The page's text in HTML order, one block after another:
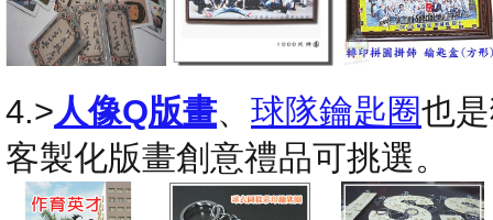
4.>人像Q版畫、 球隊鑰匙圈也
客製化版畫創意禮品可挑選。